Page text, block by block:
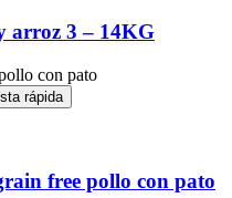
arroz 3 – 14KG
rápida
free pollo con pato